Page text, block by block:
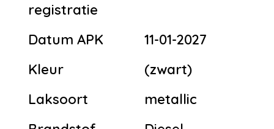
registratie
Datum APK
11-01-2027
Kleur
(zwart)
Laksoort
metallic